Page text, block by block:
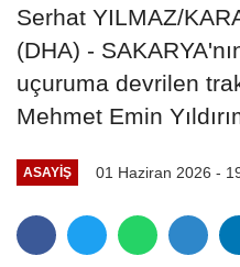
Serhat YILMAZ/
(DHA) -
uçuruma devrilen
Mehmet Emin
ASAYIŞ 01 Haziran 2026 -